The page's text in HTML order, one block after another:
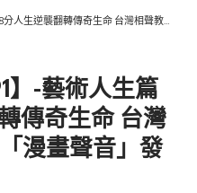
生命 台灣相聲教父王振全將「漫畫聲音」發揮到淋漓盡致
】-藝術人生篇
傳奇生命 台灣
漫畫聲音」發